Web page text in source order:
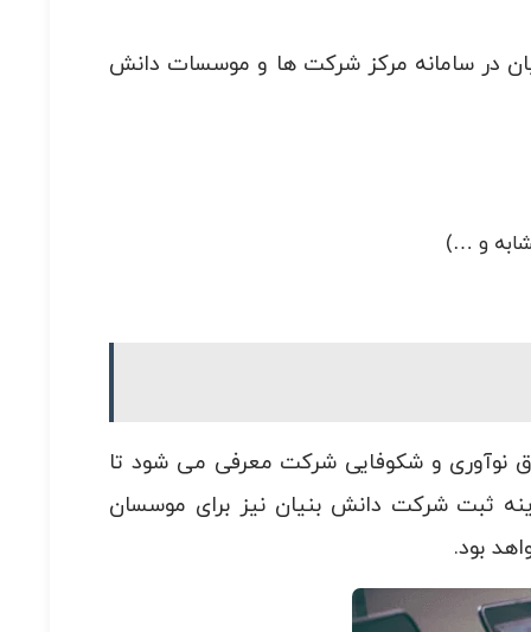
در سامانه مرکز شرکت ها و موسسات دانش
و …)
نوآوری و شکوفایی شرکت معرفی می شود تا
ثبت شرکت دانش بنیان نیز برای موسسان
بود.